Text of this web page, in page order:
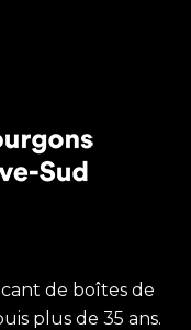
de boîtes de
plus de 35 ans.